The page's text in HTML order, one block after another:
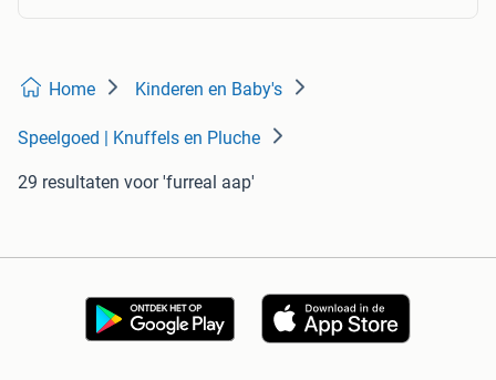
Home Kinderen en Baby's
Speelgoed | Knuffels en Pluche
29 resultaten voor 'furreal aap'